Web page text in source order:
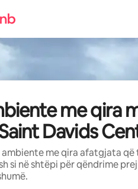
me qira
Davids
me qira afatgjata që
si në shtëpi për qëndrime